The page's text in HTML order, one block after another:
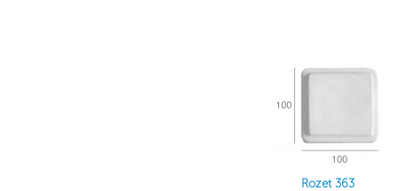
Rozet 363